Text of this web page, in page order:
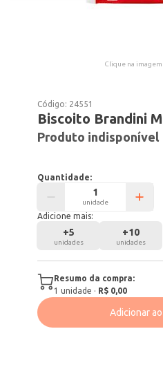
Clique na
Código: 24551
Biscoito Brandini
Produto indisponível
Quantidade:
unidade
Adicione mais:
+5
unidades
+10
unidades
Resumo da compra:
1 unidade · R$ 0,00
Adicionar